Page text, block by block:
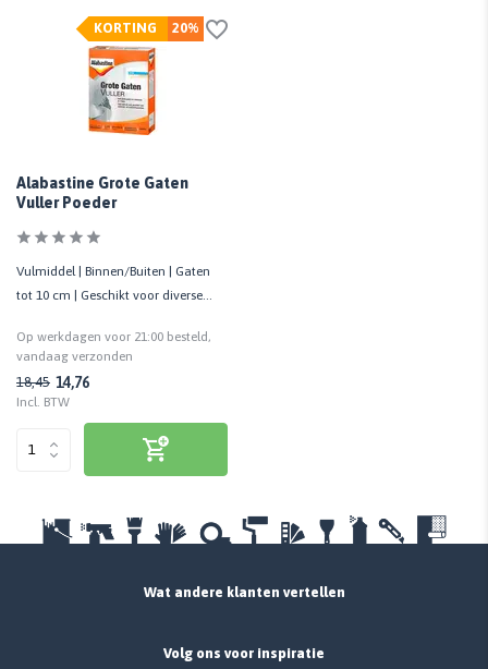
20%
KORTING
Alabastine Grote Gaten
Vuller Poeder
Vulmiddel | Binnen/Buiten | Gaten
tot 10 cm | Geschikt voor diverse
Op werkdagen voor 21:00 besteld,
vandaag verzonden
18,45 14,76
Incl. BTW
Wat andere klanten vertellen
Volg ons voor inspiratie